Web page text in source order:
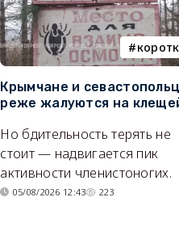
Крымчане и
реже жалуются на
Но бдительность терять не
стоит — надвигается пик
активности членистоногих.
05/08/2026 12:43 223